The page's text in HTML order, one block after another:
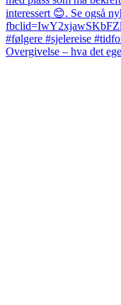
Overgivelse – hva det